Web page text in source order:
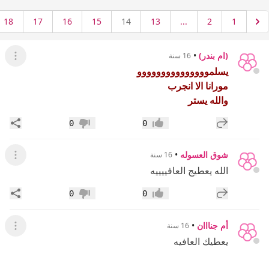
1
2
...
13
14
15
16
17
18
(ام بندر) • 16 سنة عرض
يسلمووووووووووووووو
مورانا الا انجرب
والله يستر
إضافة رد جديد إعجاب0 عدم إعجاب
0
شوق العسوله • 16 سنة عرض
الله يعطيج العافييييه
إضافة رد جديد إعجاب0 عدم إعجاب
0
أم جنااان • 16 سنة عرض
يعطيك العافيه